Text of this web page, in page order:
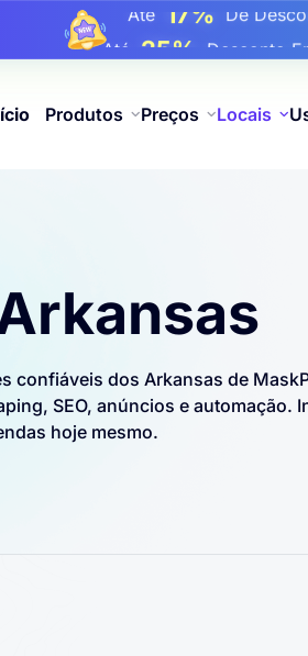
17% De
Até25%Desconto
Produtos Preços Locais
confiáveis ​​dos Arkansas de
SEO, anúncios e automação.
hoje mesmo.